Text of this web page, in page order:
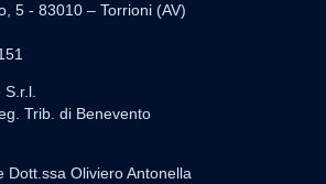
5 - 83010 – Torrioni (AV)
S.r.l.
Trib. di Benevento
Dott.ssa Oliviero Antonella